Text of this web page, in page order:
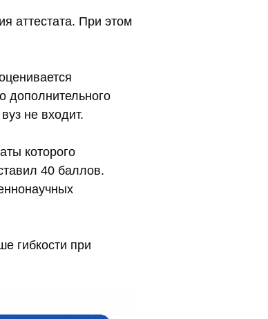
аттестата. При этом
дополнительного
не входит.
которого
40 баллов.
гибкости при